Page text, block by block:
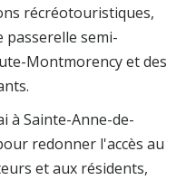
récréotouristiques,
passerelle semi-
Montmorency et des
à Sainte-Anne-de-
redonner l'accès au
et aux résidents,